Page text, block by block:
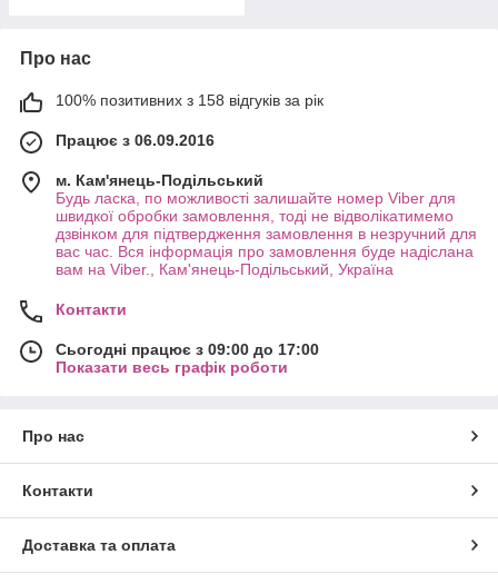
Про нас
100% позитивних з 158 відгуків за рік
Працює з 06.09.2016
м. Кам'янець-Подільський
Будь ласка, по можливості залишайте номер Viber для
швидкої обробки замовлення, тоді не відволікатимемо
дзвінком для підтвердження замовлення в незручний для
вас час. Вся інформація про замовлення буде надіслана
вам на Viber., Кам'янець-Подільський, Україна
Контакти
Сьогодні працює з 09:00 до 17:00
Показати весь графік роботи
Про нас
Контакти
Доставка та оплата